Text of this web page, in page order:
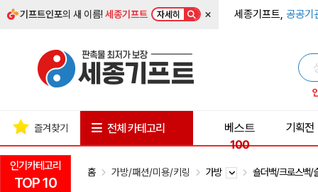
기프트인포의 새 이름!세종기프트 자세히 × 세종기프트, 공공기
인기카테고리
TOP 10
즐겨찾기 전체 카테고리
베스트
100
기획전
홈 가방/패션/미용/키링 가방 숄더백/크로스백/